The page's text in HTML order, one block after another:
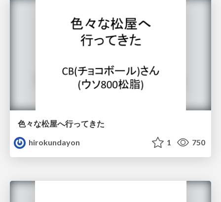
色々な松屋へ行ってきた
hirokundayon
1 750